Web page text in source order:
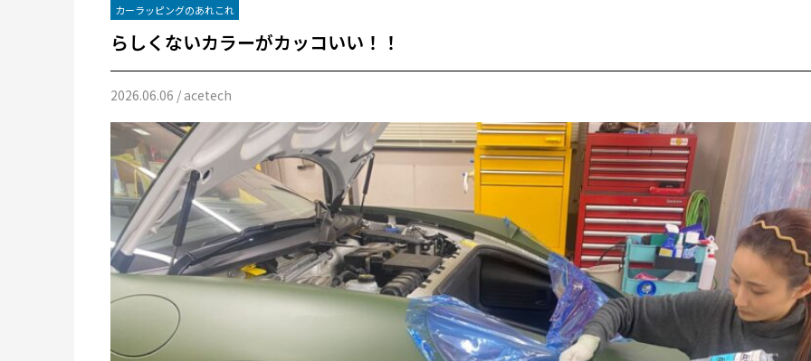
カーラッピングのあれこれ
らしくないカラーがカッコいい！！
2026.06.06 / acetech